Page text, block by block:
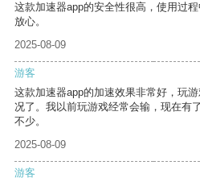
这款加速器app的安全性很高，使用过
放心。
2025-08-09
游客
这款加速器app的加速效果非常好，玩
况了。我以前玩游戏经常会输，现在有
不少。
2025-08-09
游客